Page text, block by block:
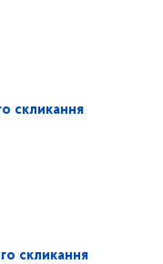
скликання
скликання